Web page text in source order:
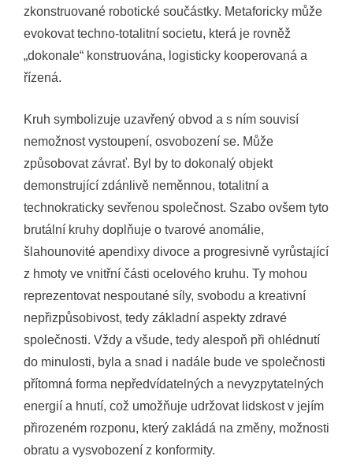
zkonstruované robotické součástky. Metaforicky může
evokovat techno-totalitní societu, která je rovněž
„dokonale“ konstruována, logisticky kooperovaná a
řízená.
Kruh symbolizuje uzavřený obvod a s ním souvisí
nemožnost vystoupení, osvobození se. Může
způsobovat závrať. Byl by to dokonalý objekt
demonstrující zdánlivě neměnnou, totalitní a
technokraticky sevřenou společnost. Szabo ovšem tyto
brutální kruhy doplňuje o tvarové anomálie,
šlahounovité apendixy divoce a progresivně vyrůstající
z hmoty ve vnitřní části ocelového kruhu. Ty mohou
reprezentovat nespoutané síly, svobodu a kreativní
nepřizpůsobivost, tedy základní aspekty zdravé
společnosti. Vždy a všude, tedy alespoň při ohlédnutí
do minulosti, byla a snad i nadále bude ve společnosti
přítomná forma nepředvídatelných a nevyzpytatelných
energií a hnutí, což umožňuje udržovat lidskost v jejím
přirozeném rozponu, který zakládá na změny, možnosti
obratu a vysvobození z konformity.